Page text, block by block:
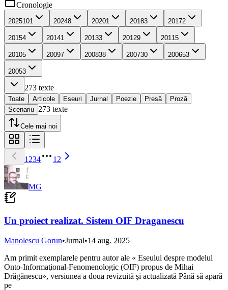
Cronologie
2025101 20248 20201 20183 20172
20154 20141 20133 20129 20115
20105 20097 200838 200730 200653
20053
273 texte
Toate Articole Eseuri Jurnal Poezie Presă
Proză
Scenariu 273 texte
Cele mai noi
1 234 12
MG
Un proiect realizat. Sistem OIF Draganescu
Manolescu Gorun•Jurnal•14 aug. 2025
Am primit exemplarele pentru autor ale « Eseului despre modelul
Onto-Informaţional-Fenomenologic (OIF) propus de Mihai
Drăgănescu», versiunea a doua revizuită şi actualizată Până să apară
pe